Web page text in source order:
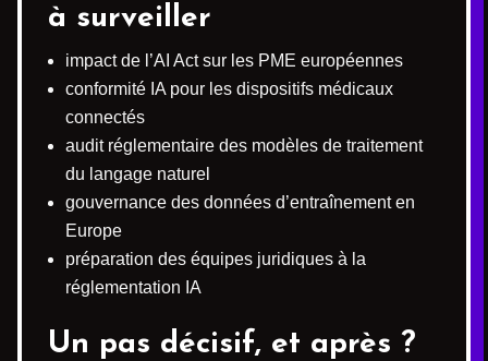
à surveiller
impact de l’AI Act sur les PME européennes
conformité IA pour les dispositifs médicaux
connectés
audit réglementaire des modèles de traitement
du langage naturel
gouvernance des données d’entraînement en
Europe
préparation des équipes juridiques à la
réglementation IA
Un pas décisif, et après ?